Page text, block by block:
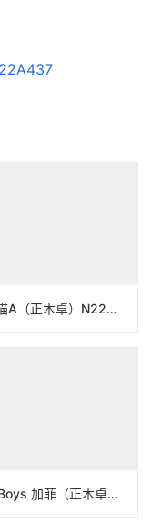
照相猫A（正木卓）N22A457
Bad Boys 加菲（正木卓）N22A446